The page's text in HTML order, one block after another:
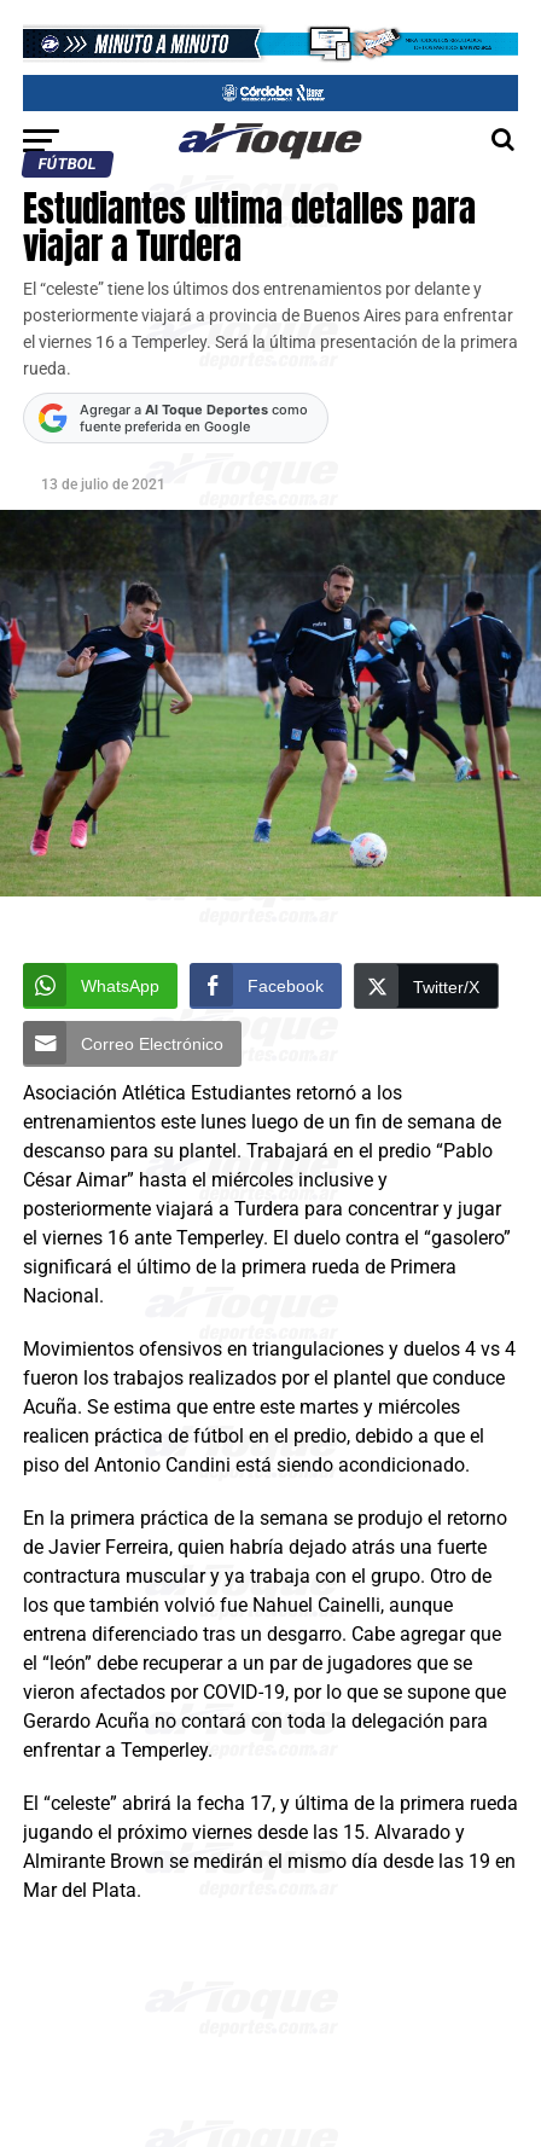
FÚTBOL
Estudiantes ultima detalles para
viajar a Turdera
El “celeste” tiene los últimos dos entrenamientos por delante y
posteriormente viajará a provincia de Buenos Aires para enfrentar
el viernes 16 a Temperley. Será la última presentación de la primera
rueda.
Agregar a Al Toque Deportescomo
fuente preferida en Google
13 de julio de 2021
WhatsApp Facebook Twitter/X
Correo Electrónico
Asociación Atlética Estudiantes retornó a los
entrenamientos este lunes luego de un fin de semana de
descanso para su plantel. Trabajará en el predio “Pablo
César Aimar” hasta el miércoles inclusive y
posteriormente viajará a Turdera para concentrar y jugar
el viernes 16 ante Temperley. El duelo contra el “gasolero”
significará el último de la primera rueda de Primera
Nacional.
Movimientos ofensivos en triangulaciones y duelos 4 vs 4
fueron los trabajos realizados por el plantel que conduce
Acuña. Se estima que entre este martes y miércoles
realicen práctica de fútbol en el predio, debido a que el
piso del Antonio Candini está siendo acondicionado.
En la primera práctica de la semana se produjo el retorno
de Javier Ferreira, quien habría dejado atrás una fuerte
contractura muscular y ya trabaja con el grupo. Otro de
los que también volvió fue Nahuel Cainelli, aunque
entrena diferenciado tras un desgarro. Cabe agregar que
el “león” debe recuperar a un par de jugadores que se
vieron afectados por COVID-19, por lo que se supone que
Gerardo Acuña no contará con toda la delegación para
enfrentar a Temperley.
El “celeste” abrirá la fecha 17, y última de la primera rueda
jugando el próximo viernes desde las 15. Alvarado y
Almirante Brown se medirán el mismo día desde las 19 en
Mar del Plata.